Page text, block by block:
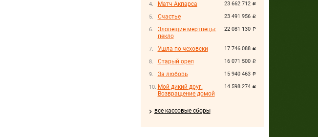
23 662 712 руб.
Матч Акпарса
23 491 956 руб.
Счастье
22 081 130 руб.
Зловещие мертвецы:
пекло
17 746 088 руб.
Ушла по-чеховски
16 071 500 руб.
Старый орел
15 940 463 руб.
За любовь
14 598 274 руб.
Мой дикий друг.
Возвращение домой
все кассовые сборы